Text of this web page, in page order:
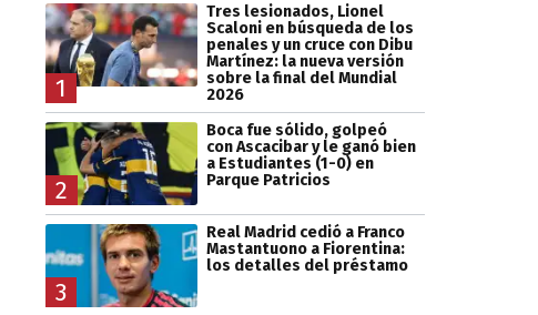
1
Tres lesionados, Lionel
Scaloni en búsqueda de los
penales y un cruce con Dibu
Martínez: la nueva versión
sobre la final del Mundial
2026
2
Boca fue sólido, golpeó
con Ascacibar y le ganó bien
a Estudiantes (1-0) en
Parque Patricios
3
Real Madrid cedió a Franco
Mastantuono a Fiorentina:
los detalles del préstamo